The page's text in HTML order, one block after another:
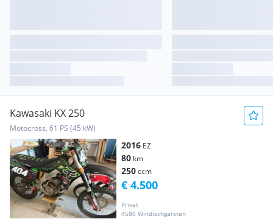
Kawasaki KX 250
Motocross, 61 PS (45 kW)
2016 EZ
80 km
250ccm
Privat
4580 Windischgarsten
€ 4.500